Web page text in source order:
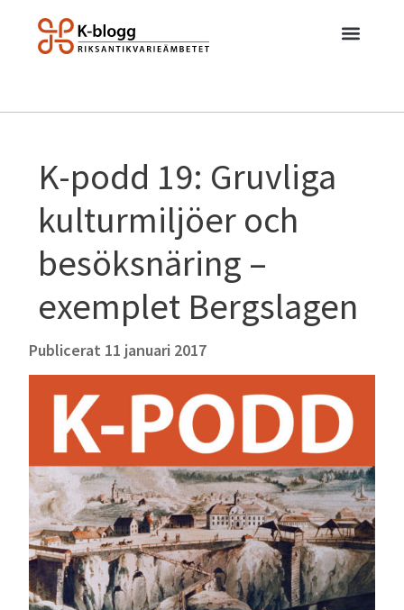
K-podd 19: Gruvliga
kulturmiljöer och
besöksnäring –
exemplet Bergslagen
Publicerat 11 januari 2017